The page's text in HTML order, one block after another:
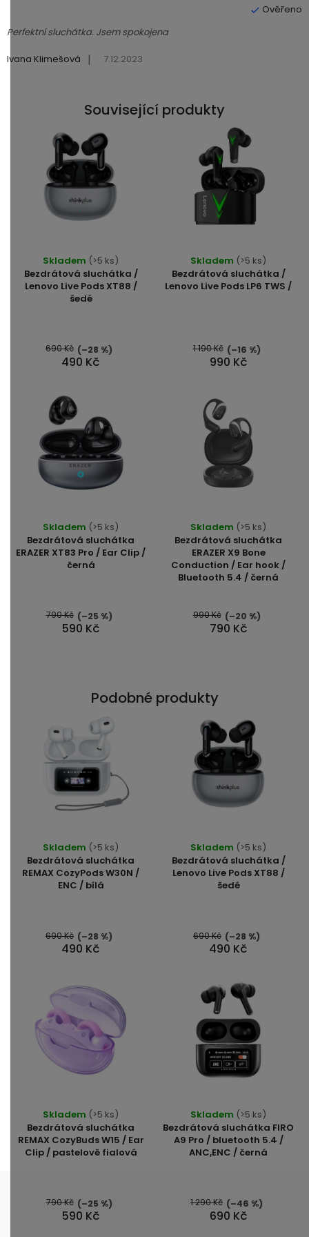
s
o
Ivana Klimešová | 7.12.2023
Perfektní sluchátka. Jsem spokojena
Související produkty
Bezdrátová sluchátka /
Lenovo Live Pods XT88 /
šedé
Skladem (>5 ks)
490 Kč
690 Kč (–28 %)
Bezdrátová sluchátka /
Lenovo Live Pods LP6 TWS /
Skladem (>5 ks)
990 Kč
1 190 Kč (–16 %)
Bezdrátová sluchátka
ERAZER XT83 Pro / Ear Clip /
černá
hodnocení
produktu
je
5
hvězdiček.
Skladem (>5 ks)
590 Kč
790 Kč (–25 %)
Bezdrátová sluchátka
ERAZER X9 Bone
Conduction / Ear hook /
Bluetooth 5.4 / černá
Skladem (>5 ks)
790 Kč
990 Kč (–20 %)
Podobné produkty
Bezdrátová sluchátka
REMAX CozyPods W30N /
ENC / bílá
Skladem (>5 ks)
490 Kč
690 Kč (–28 %)
Bezdrátová sluchátka /
Lenovo Live Pods XT88 /
šedé
Skladem (>5 ks)
490 Kč
690 Kč (–28 %)
Bezdrátová sluchátka
REMAX CozyBuds W15 / Ear
Clip / pastelově fialová
Skladem (>5 ks)
590 Kč
790 Kč (–25 %)
Bezdrátová sluchátka FIRO
A9 Pro / bluetooth 5.4 /
ANC,ENC / černá
Skladem (>5 ks)
690 Kč
1 290 Kč (–46 %)